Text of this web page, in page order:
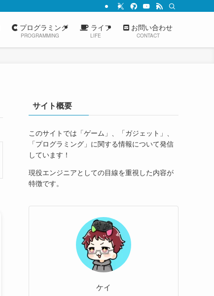
プログラミング
PROGRAMMING
ライフ
LIFE
お問い合わせ
CONTACT
サイト概要
このサイトでは「ゲーム」、「ガジェット」、
「プログラミング」に関する情報について発信
しています！
現役エンジニアとしての目線を重視した内容が
特徴です。
ケイ